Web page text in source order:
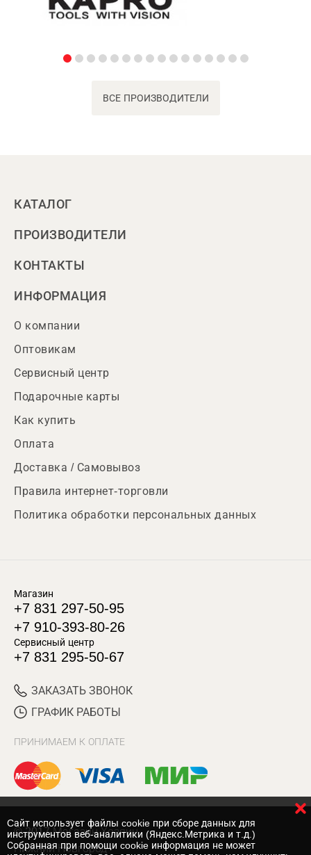
ВСЕ ПРОИЗВОДИТЕЛИ
КАТАЛОГ
ПРОИЗВОДИТЕЛИ
КОНТАКТЫ
ИНФОРМАЦИЯ
О компании
Оптовикам
Сервисный центр
Подарочные карты
Как купить
Оплата
Доставка / Самовывоз
Правила интернет-торговли
Политика обработки персональных данных
Магазин
+7 831 297-50-95
+7 910-393-80-26
Сервисный центр
+7 831 295-50-67
ЗАКАЗАТЬ ЗВОНОК
ГРАФИК РАБОТЫ
ПРИНИМАЕМ К ОПЛАТЕ
© 2017 Магазин Хозяин
Нижний Новгород
Cайт использует файлы cookie при сборе данных для
инструментов веб-аналитики (Яндекс.Метрика и т.д.)
Собранная при помощи cookie информация не может